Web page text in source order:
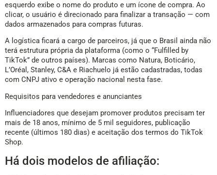
esquerdo exibe o nome do produto e um ícone de compra. Ao
clicar, o usuário é direcionado para finalizar a transação — com
dados armazenados para compras futuras.
A logística ficará a cargo de parceiros, já que o Brasil ainda não
terá estrutura própria da plataforma (como o “Fulfilled by
TikTok” de outros países). Marcas como Natura, Boticário,
L’Oréal, Stanley, C&A e Riachuelo já estão cadastradas, todas
com CNPJ ativo e operação nacional nesta fase.
Requisitos para vendedores e anunciantes
Influenciadores que desejam promover produtos precisam ter
mais de 18 anos, mínimo de 5 mil seguidores, publicação
recente (últimos 180 dias) e aceitação dos termos do TikTok
Shop.
Há dois modelos de afiliação: